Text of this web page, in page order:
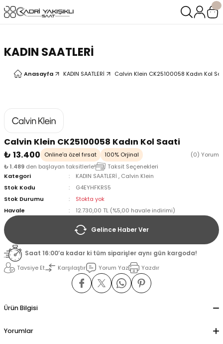
KADIN SAATLERİ
Anasayfa KADIN SAATLERİ Calvin Klein CK25100058 Kadın Kol
Calvin Klein CK25100058 Kadın Kol Saati
₺ 13.400
Online'a özel fırsat 100% Orjinal
(0) Yorum
₺ 1.489 den başlayan taksitlerle!
Taksit Seçenekleri
Kategori
KADIN SAATLERİ , Calvin Klein
Stok Kodu
G4EYHFKRS5
Stok Durumu
Stokta yok
Havale
12.730,00 TL (%5,00 havale indirimi)
Gelince Haber Ver
Saat 16:00’a kadar ki tüm siparişler aynı gün kargoda!
Tavsiye Et
Karşılaştır Yorum Yaz Yazdır
Ürün Bilgisi
Yorumlar
Geri Dön
Geri Dön